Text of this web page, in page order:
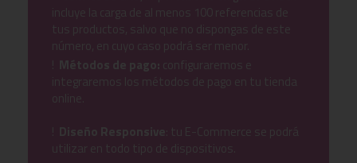
incluye la carga de al menos 100 referencias de
tus productos, salvo que no dispongas de este
número, en cuyo caso podrá ser menor.
! Métodos de pago: configuraremos e
integraremos los métodos de pago en tu tienda
online.
! Diseño Responsive: tu E-Commerce se podrá
utilizar en todo tipo de dispositivos.